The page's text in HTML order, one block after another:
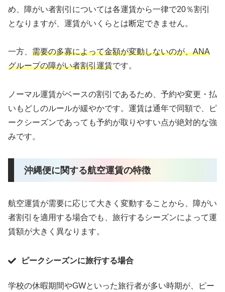
め、障がい者割引については各運賃から一律で20％割引
となりますが、運賃がいくらとは断定できません。
一方、 需要の多寡によって金額が変動しないのが、ANA
グループの障がい者割引運賃です。
ノーマル運賃がベースの割引であるため、予約や変更・払
いもどしのルールが緩やかです。運賃は通年で同額で、ピ
ークシーズンであっても予約が取りやすい点が絶対的な強
みです。
沖縄便に関する航空運賃の特徴
航空運賃が需要に応じて大きく変動することから、障がい
者割引を適用する場合でも、旅行するシーズンによって運
賃額が大きく異なります。
ピークシーズンに旅行する場合
学校の休暇期間やGWといった旅行者が多い時期が、ピー